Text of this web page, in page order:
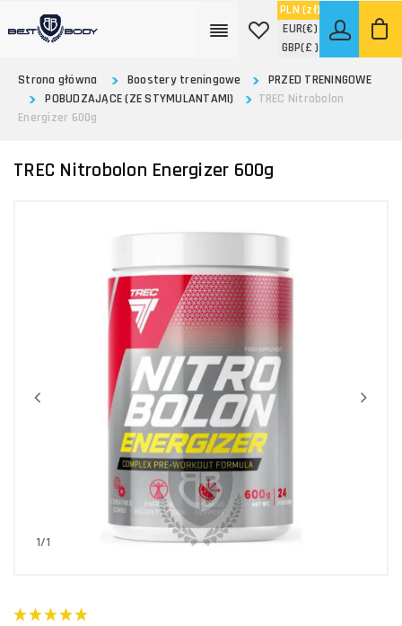
PLN (zł)
EUR(€)
GBP(£ )
Strona główna
Boostery treningowe
PRZED TRENINGOWE
POBUDZAJĄCE (ZE STYMULANTAMI)
TREC Nitrobolon
Energizer 600g
TREC Nitrobolon Energizer 600g
1/1